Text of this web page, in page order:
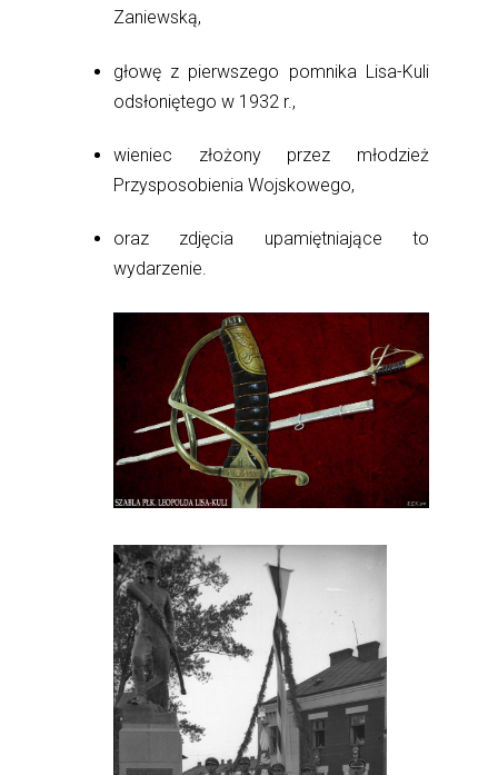
Zaniewską,
głowę z pierwszego pomnika Lisa-Kuli
odsłoniętego w 1932 r.,
wieniec złożony przez młodzież
Przysposobienia Wojskowego,
oraz zdjęcia upamiętniające to
wydarzenie.